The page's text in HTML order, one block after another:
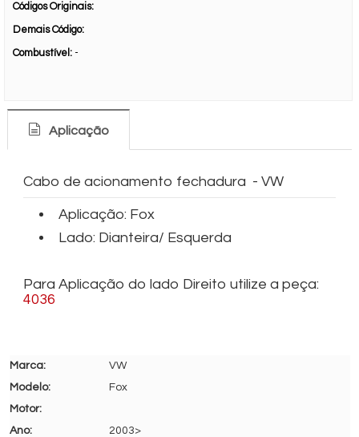
Códigos Originais:
Demais Código:
Combustível: -
Aplicação
Cabo de acionamento fechadura - VW
Aplicação: Fox
Lado: Dianteira/ Esquerda
Para Aplicação do lado Direito utilize a peça:
4036
VW
Fox
2003>